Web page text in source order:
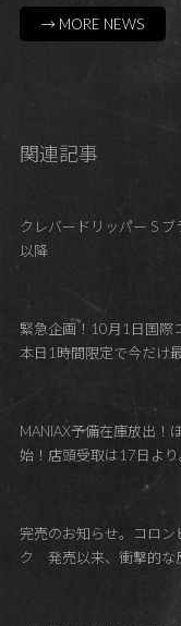
→ MORE NEWS
関連記事
クレバードリッパー S
以降
緊急企画！10月1日国際
本日1時間限定で今だけ
MANIAX予備在庫放出！
始！店頭受取は17日より
完売のお知らせ。コロ
ク 発売以来、衝撃的な